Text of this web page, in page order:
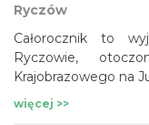
Ryczów
Całorocznik to
Ryczowie,
Krajobrazowego na
więcej >>